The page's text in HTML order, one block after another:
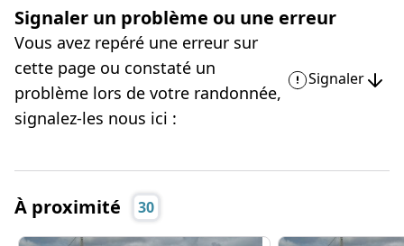
Signaler un problème ou une erreur
Vous avez repéré une erreur sur
cette page ou constaté un
problème lors de votre randonnée,
signalez-les nous ici :
Signaler
À proximité 30